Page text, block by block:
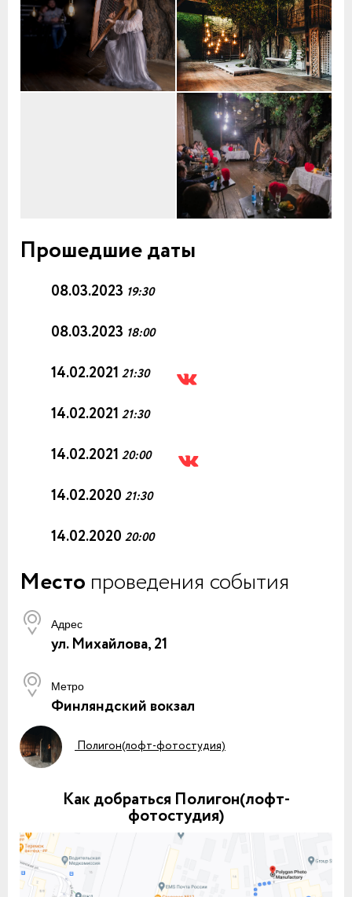
Прошедшие даты
08.03.2023 19:30
08.03.2023 18:00
14.02.2021 21:30
14.02.2021 21:30
14.02.2021 20:00
14.02.2020 21:30
14.02.2020 20:00
Место проведения события
Адрес
ул. Михайлова, 21
Метро
Финляндский вокзал
Полигон(лофт-фотостудия)
Как добраться Полигон(лофт-
фотостудия)